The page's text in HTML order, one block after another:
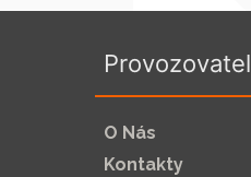
Provozovatel
O Nás
Kontakty